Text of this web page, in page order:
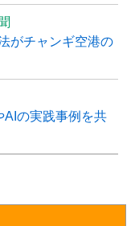
がチャンギ空港の
AIの実践事例を共